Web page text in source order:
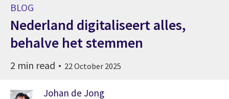
BLOG
Nederland digitaliseert alles,
behalve het stemmen
2 min read 22 October 2025
Johan de Jong